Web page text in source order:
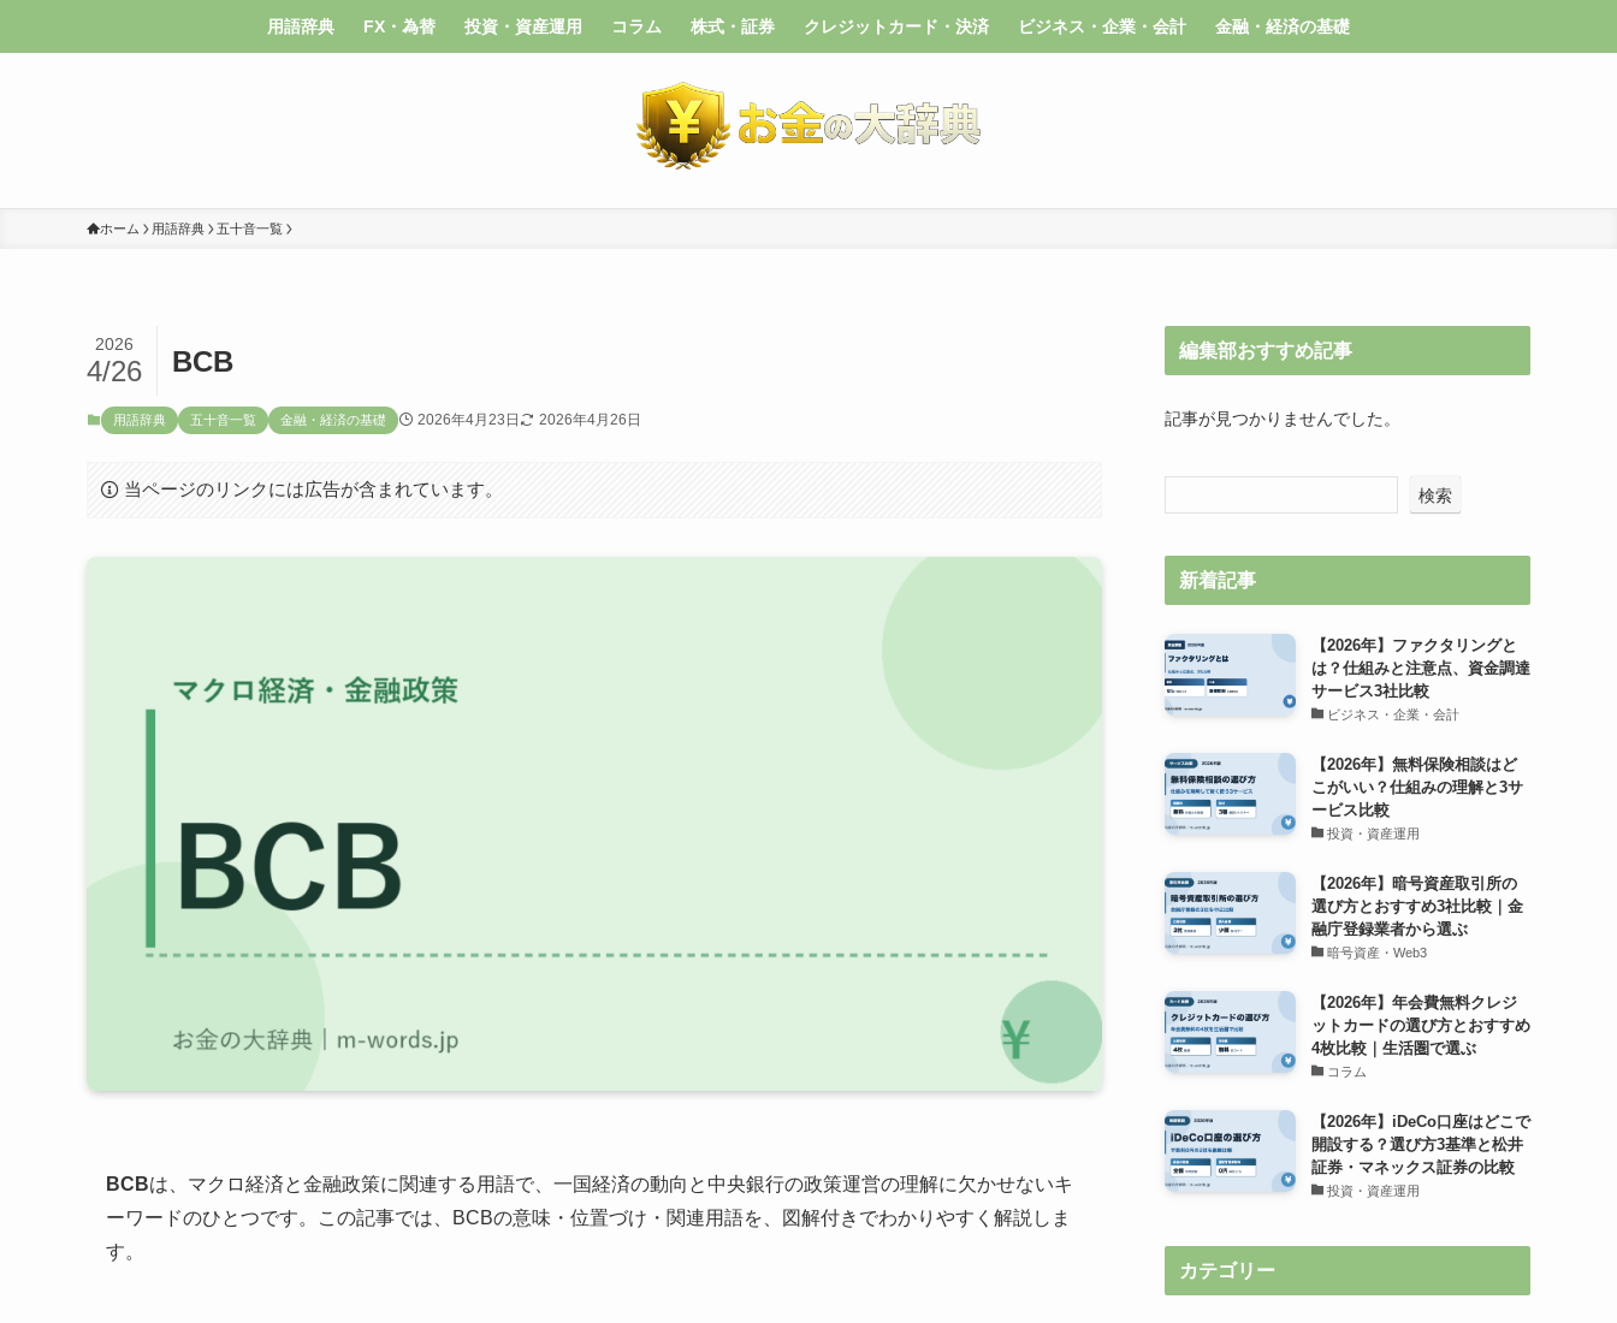
用語辞典 FX・為替 投資・資産運用 コラム 株式・証券 クレジットカード・決済 ビジネス・企業・会計 金融・経済の基礎
ホーム 用語辞典 五十音一覧
BCB
2026
4/26
用語辞典 五十音一覧 金融・経済の基礎 2026年4月23日 2026年4月26日
当ページのリンクには広告が含まれています。
BCBは、マクロ経済と金融政策に関連する用語で、一国経済の動向と中央銀行の政策運営の理解に欠かせないキ
ーワードのひとつです。この記事では、BCBの意味・位置づけ・関連用語を、図解付きでわかりやすく解説しま
す。
編集部おすすめ記事
記事が見つかりませんでした。
検索
新着記事
【2026年】ファクタリングと
は？仕組みと注意点、資金調達
サービス3社比較
ビジネス・企業・会計
【2026年】無料保険相談はど
こがいい？仕組みの理解と3サ
ービス比較
投資・資産運用
【2026年】暗号資産取引所の
選び方とおすすめ3社比較｜金
融庁登録業者から選ぶ
暗号資産・Web3
【2026年】年会費無料クレジ
ットカードの選び方とおすすめ
4枚比較｜生活圏で選ぶ
コラム
【2026年】iDeCo口座はどこで
開設する？選び方3基準と松井
証券・マネックス証券の比較
投資・資産運用
カテゴリー